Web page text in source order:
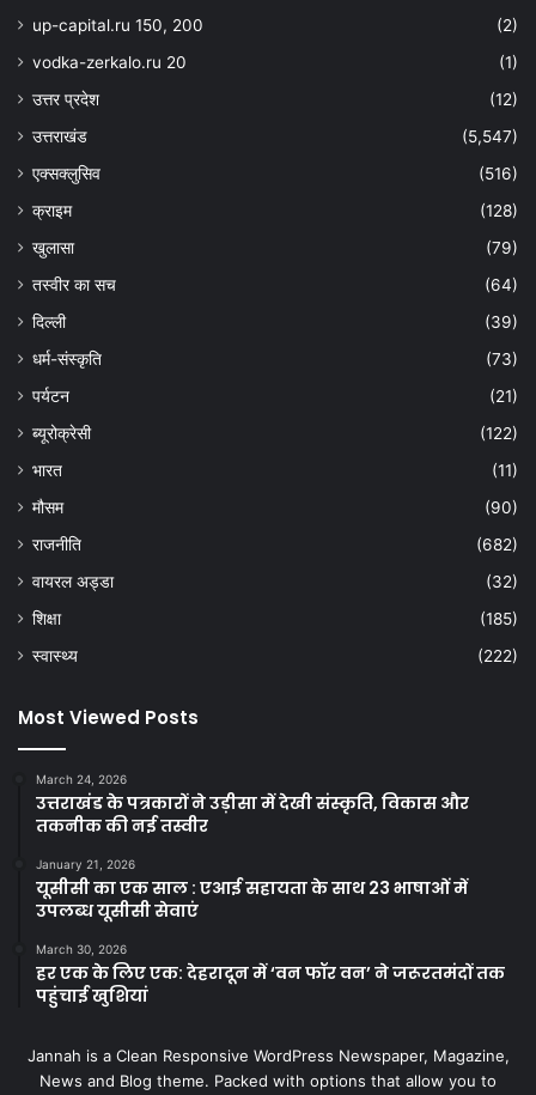
up-capital.ru 150, 200
(2)
vodka-zerkalo.ru 20
(1)
उत्तर प्रदेश
(12)
उत्तराखंड
(5,547)
एक्सक्लुसिव
(516)
क्राइम
(128)
खुलासा
(79)
तस्वीर का सच
(64)
दिल्ली
(39)
धर्म-संस्कृति
(73)
पर्यटन
(21)
ब्यूरोक्रेसी
(122)
भारत
(11)
मौसम
(90)
राजनीति
(682)
वायरल अड्डा
(32)
शिक्षा
(185)
स्वास्थ्य
(222)
Most Viewed Posts
March 24, 2026
उत्तराखंड के पत्रकारों ने उड़ीसा में देखी संस्कृति, विकास और
तकनीक की नई तस्वीर
January 21, 2026
यूसीसी का एक साल : एआई सहायता के साथ 23 भाषाओं में
उपलब्ध यूसीसी सेवाएं
March 30, 2026
हर एक के लिए एक: देहरादून में ‘वन फॉर वन’ ने जरूरतमंदों तक
पहुंचाई खुशियां
Jannah is a Clean Responsive WordPress Newspaper, Magazine,
News and Blog theme. Packed with options that allow you to